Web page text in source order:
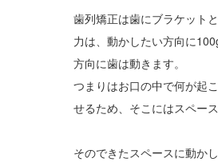
歯列矯正は歯にブラケット
力は、動かしたい方向に
方向に歯は動きます。
つまりはお口の中で何が起
せるため、そこにはスペー
そのできたスペースに動か